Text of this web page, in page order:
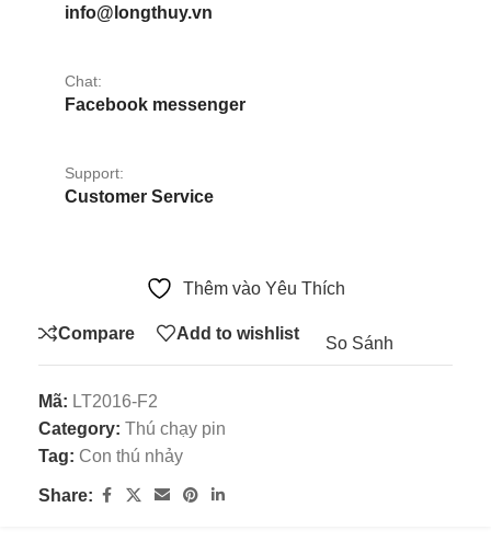
info@longthuy.vn
Chat:
Facebook messenger
Support:
Customer Service
Thêm vào Yêu Thích
Compare Add to wishlist
So Sánh
Mã: LT2016-F2
Category: Thú chạy pin
Tag: Con thú nhảy
Share: